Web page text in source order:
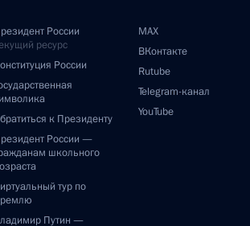
России
ресурс
России
к Президенту
России —
школьного
тур по
Путин —
MAX
ВКонтакте
Rutube
Telegram-канал
YouTube